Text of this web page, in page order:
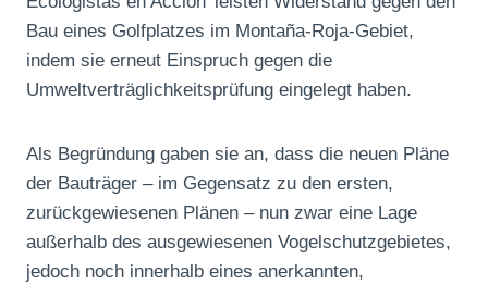
Bau eines Golfplatzes im Montaña-Roja-Gebiet,
indem sie erneut Einspruch gegen die
Umweltverträglichkeitsprüfung eingelegt haben.
Als Begründung gaben sie an, dass die neuen Pläne
der Bauträger – im Gegensatz zu den ersten,
zurückgewiesenen Plänen – nun zwar eine Lage
außerhalb des ausgewiesenen Vogelschutzgebietes,
jedoch noch innerhalb eines anerkannten,